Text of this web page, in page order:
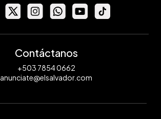
Contáctanos
+503 7854 0662
anunciate@elsalvador.com